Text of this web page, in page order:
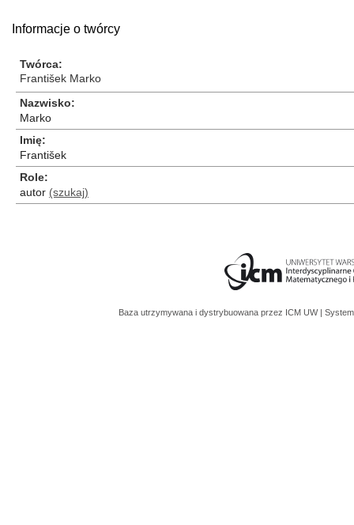
Informacje o twórcy
Twórca
František Marko
Nazwisko
Marko
Imię
František
Role
autor (szukaj)
Baza utrzymywana i dystrybuowana przez ICM UW |